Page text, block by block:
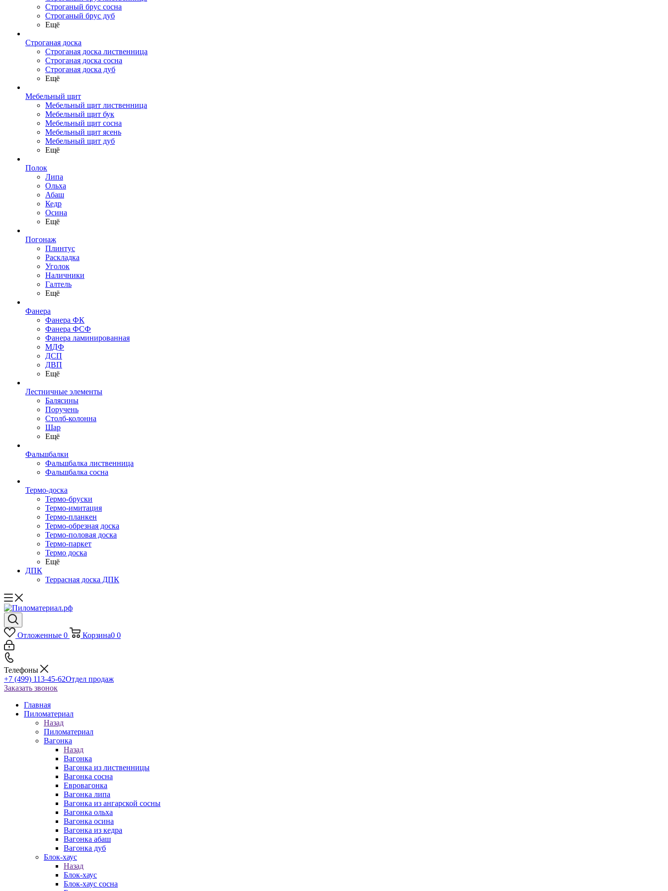
Строганый брус сосна
Строганый брус дуб
Ещё
Строганая доска
Строганая доска лиственница
Строганая доска сосна
Строганая доска дуб
Ещё
Мебельный щит
Мебельный щит лиственница
Мебельный щит бук
Мебельный щит сосна
Мебельный щит ясень
Мебельный щит дуб
Ещё
Полок
Липа
Ольха
Абаш
Кедр
Осина
Ещё
Погонаж
Плинтус
Раскладка
Уголок
Наличники
Галтель
Ещё
Фанера
Фанера ФК
Фанера ФСФ
Фанера ламинированная
МДФ
ДСП
ДВП
Ещё
Лестничные элементы
Балясины
Поручень
Столб-колонна
Шар
Ещё
Фальшбалки
Фальшбалка лиственница
Фальшбалка сосна
Термо-доска
Термо-бруски
Термо-имитация
Термо-планкен
Термо-обрезная доска
Термо-половая доска
Термо-паркет
Термо доска
Ещё
ДПК
Террасная доска ДПК
Отложенные 0 Корзина0 0
Телефоны
+7 (499) 113-45-62Отдел продаж
Заказать звонок
Главная
Пиломатериал
Назад
Пиломатериал
Вагонка
Назад
Вагонка
Вагонка из лиственницы
Вагонка сосна
Евровагонка
Вагонка липа
Вагонка из ангарской сосны
Вагонка ольха
Вагонка осина
Вагонка из кедра
Вагонка абаш
Вагонка дуб
Блок-хаус
Назад
Блок-хаус
Блок-хаус сосна